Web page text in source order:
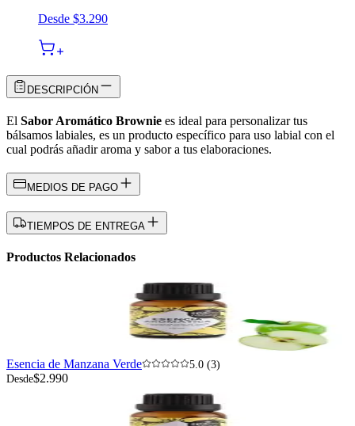
Desde $3.290
DESCRIPCIÓN
El Sabor Aromático Brownie es ideal para personalizar tus
bálsamos labiales, es un producto específico para uso labial con el
cual podrás añadir aroma y sabor a tus elaboraciones.
MEDIOS DE PAGO
TIEMPOS DE ENTREGA
Productos Relacionados
Esencia de Manzana Verde
5.0 (3)
Desde$2.990